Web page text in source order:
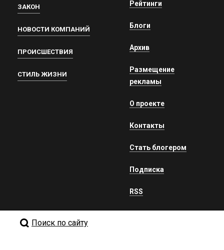
ЗАКОН
НОВОСТИ КОМПАНИЙ
ПРОИСШЕСТВИЯ
СТИЛЬ ЖИЗНИ
Рейтинги
Блоги
Архив
Размещение
рекламы
О проекте
Контакты
Стать блогером
Подписка
RSS
Поиск по сайту